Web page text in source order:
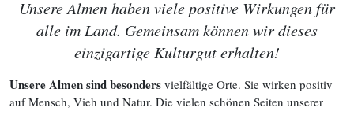
Unsere Almen haben viele positive Wirkungen für
alle im Land. Gemeinsam können wir dieses
einzigartige Kulturgut erhalten!
Unsere Almen sind besonders vielfältige Orte. Sie wirken positiv
auf Mensch, Vieh und Natur. Die vielen schönen Seiten unserer